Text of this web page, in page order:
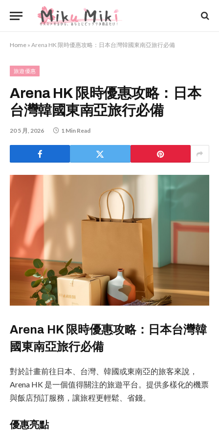
Home » Arena HK 限時優惠攻略：日本台灣韓國東南亞旅行必備
旅遊優惠
Arena HK 限時優惠攻略：日本
台灣韓國東南亞旅行必備
20 5 月, 2026 1 Min Read
Arena HK 限時優惠攻略：日本台灣韓
國東南亞旅行必備
對於計畫前往日本、台灣、韓國或東南亞的旅客來說，
Arena HK 是一個值得關注的旅遊平台。提供多樣化的機票
與飯店預訂服務，讓旅程更輕鬆、省錢。
優惠亮點